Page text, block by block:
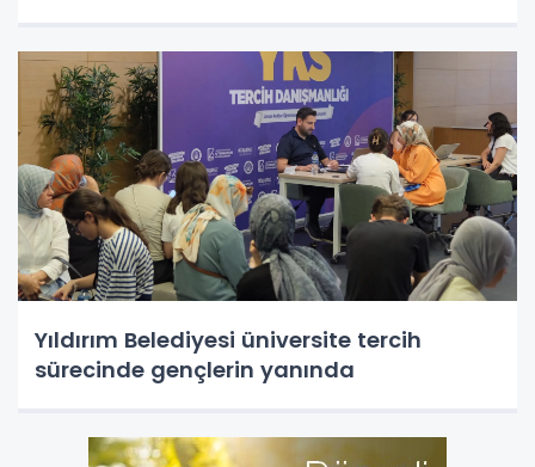
Yıldırım Belediyesi üniversite tercih
sürecinde gençlerin yanında